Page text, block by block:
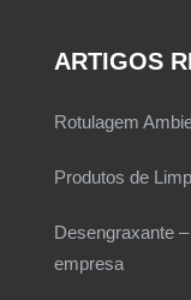
ARTIGOS
Rotulagem
Produtos de
Desengraxante
empresa